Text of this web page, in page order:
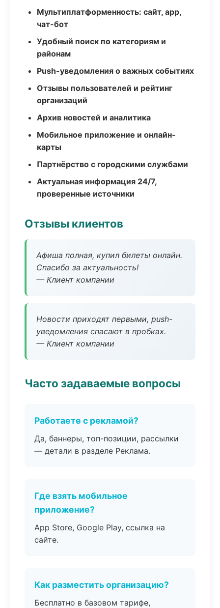
Мультиплатформенность: сайт, app,
чат-бот
Удобный поиск по категориям и
районам
Push-уведомления о важных событиях
Отзывы пользователей и рейтинг
организаций
Архив новостей и аналитика
Мобильное приложение и онлайн-
карты
Партнёрство с городскими службами
Актуальная информация 24/7,
проверенные источники
Отзывы клиентов
Афиша полная, купил билеты онлайн.
Спасибо за актуальность!
— Клиент компании
Новости приходят первыми, push-
уведомления спасают в пробках.
— Клиент компании
Часто задаваемые вопросы
Работаете с рекламой?
Да, баннеры, топ-позиции, рассылки
— детали в разделе Реклама.
Где взять мобильное
приложение?
App Store, Google Play, ссылка на
сайте.
Как разместить организацию?
Бесплатно в базовом тарифе,